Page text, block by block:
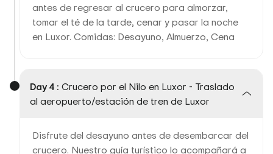
antes de regresar al crucero para almorzar,
tomar el té de la tarde, cenar y pasar la noche
en Luxor. Comidas: Desayuno, Almuerzo, Cena
Day 4 : Crucero por el Nilo en Luxor - Traslado
al aeropuerto/estación de tren de Luxor
Disfrute del desayuno antes de desembarcar del
crucero. Nuestro guía turístico lo acompañará a